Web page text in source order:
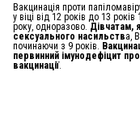
Вакцинація проти
у віці від 12 років до 13
року, одноразово. Дівчатам,
сексуального насильства,
починаючи з 9 років.
первинний імунодефіцит
вакцинації.